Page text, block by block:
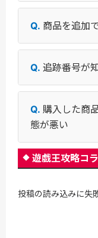
商品を追加
追跡番号が
購入した商
態が悪い
遊戯王攻略コ
投稿の読み込みに失